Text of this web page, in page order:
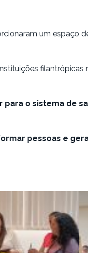
um espaço
para o sistema de
pessoas e